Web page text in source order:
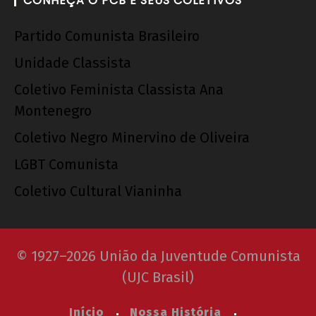
Partido Comunista Brasileiro
Unidade Classista
Coletivo Feminista Classista Ana
Montenegro
Coletivo Negro Minervino de Oliveira
LGBT Comunista
Coletivo Cultural Vianinha
© 1927–2026 União da Juventude Comunista
(UJC Brasil)
Início Nossa História